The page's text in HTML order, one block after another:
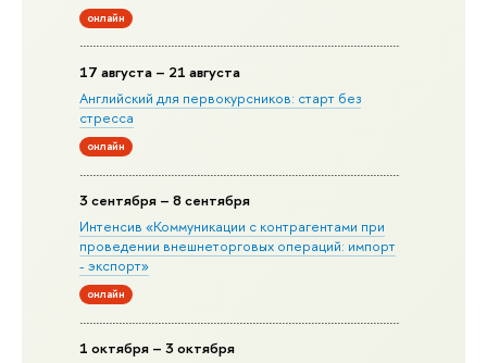
онлайн
17 августа – 21 августа
Английский для первокурсников: старт без
стресса
онлайн
3 сентября – 8 сентября
Интенсив «Коммуникации с контрагентами при
проведении внешнеторговых операций: импорт
- экспорт»
онлайн
1 октября – 3 октября